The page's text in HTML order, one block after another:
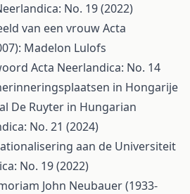
No. 19 (2022)
van een vrouwActa
Madelon Lulofs
Acta Neerlandica: No. 14
in Hongarije
De Ruyter in Hungarian
No. 21 (2024)
aan de Universiteit
No. 19 (2022)
John Neubauer (1933-